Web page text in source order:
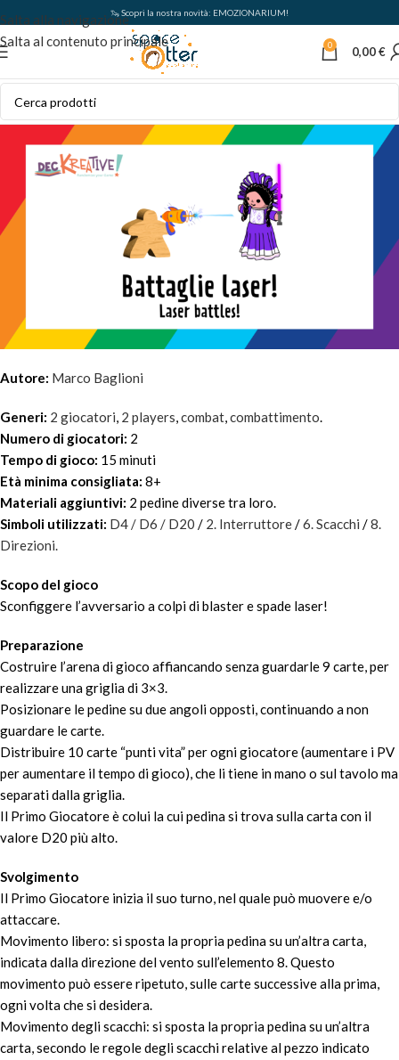
Salta alla navigazione
Salta al contenuto principale
🦦 Scopri la nostra novità: EMOZIONARIUM!
0 0,00€
Autore: Marco Baglioni
Generi: 2 giocatori, 2 players,combat,combattimento.
Numero di giocatori: 2
Tempo di gioco: 15 minuti
Età minima consigliata: 8+
Materiali aggiuntivi: 2 pedine diverse tra loro.
Simboli utilizzati: D4 / D6 / D20 / 2. Interruttore/6. Scacchi /8.
Direzioni.
Scopo del gioco
Sconfiggere l’avversario a colpi di blaster e spade laser!
Preparazione
Costruire l’arena di gioco affiancando senza guardarle 9 carte, per
realizzare una griglia di 3×3.
Posizionare le pedine su due angoli opposti, continuando a non
guardare le carte.
Distribuire 10 carte “punti vita” per ogni giocatore (aumentare i PV
per aumentare il tempo di gioco), che li tiene in mano o sul tavolo ma
separati dalla griglia.
Il Primo Giocatore è colui la cui pedina si trova sulla carta con il
valore D20 più alto.
Svolgimento
Il Primo Giocatore inizia il suo turno, nel quale può muovere e/o
attaccare.
Movimento libero: si sposta la propria pedina su un’altra carta,
indicata dalla direzione del vento sull’elemento 8. Questo
movimento può essere ripetuto, sulle carte successive alla prima,
ogni volta che si desidera.
Movimento degli scacchi: si sposta la propria pedina su un’altra
carta, secondo le regole degli scacchi relative al pezzo indicato